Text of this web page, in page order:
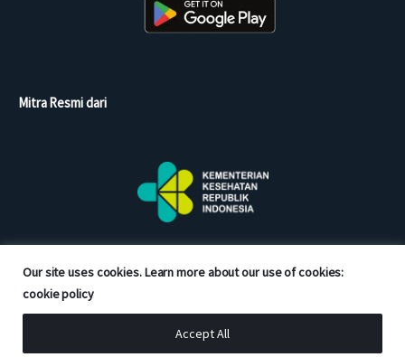
Our site uses cookies. Learn more about our use of cookies:
cookie policy
Accept All
Mitra Resmi dari
Copyright © 2026 Good Doctor. All rights reserved.